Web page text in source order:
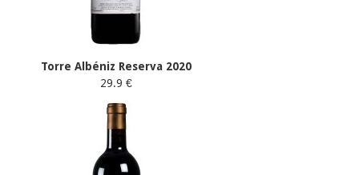
Torre Albéniz Reserva 2020
29.9 €